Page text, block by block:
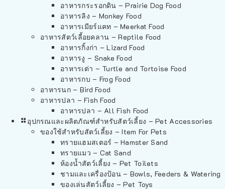
อาหารกระรอกดิน – Prairie Dog Food
อาหารลิง – Monkey Food
อาหารเมียร์แคท – Meerkat Food
อาหารสัตว์เลี้อยคลาน – Reptile Food
อาหารกิ้งก่า – Lizard Food
อาหารงู – Snake Food
อาหารเต่า – Turtle and Tortoise Food
อาหารกบ – Frog Food
อาหารนก – Bird Food
อาหารปลา – Fish Food
อาหารปลา – All Fish Food
อุปกรณและผลิตภัณฑ์สำหรับสัตว์เลี้ยง – Pet Accessories
ของใช้สำหรับสัตว์เลี้ยง – Item For Pets
ทรายแฮมสเตอร์ – Hamster Sand
ทรายแมว – Cat Sand
ห้องน้ำสัตว์เลี้ยง – Pet Toilets
ชามและเครื่องป้อน – Bowls, Feeders & Watering
ของเล่นสัตว์เลี้ยง – Pet Toys